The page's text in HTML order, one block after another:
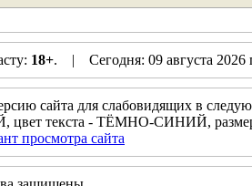
18+. | Сегодня: 09 августа
сайта для слабовидящих в
цвет текста - ТЁМНО-СИНИЙ,
просмотра сайта